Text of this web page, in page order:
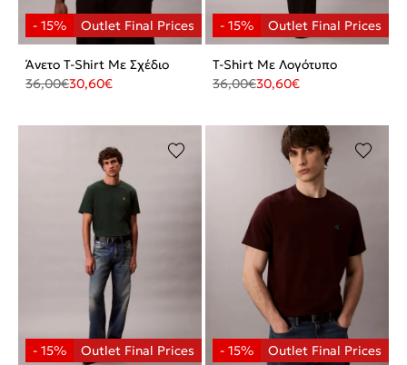
Άνετο T-Shirt Με Σχέδιο
36,00€30,60€
T-Shirt Με Λογότυπο
36,00€30,60€